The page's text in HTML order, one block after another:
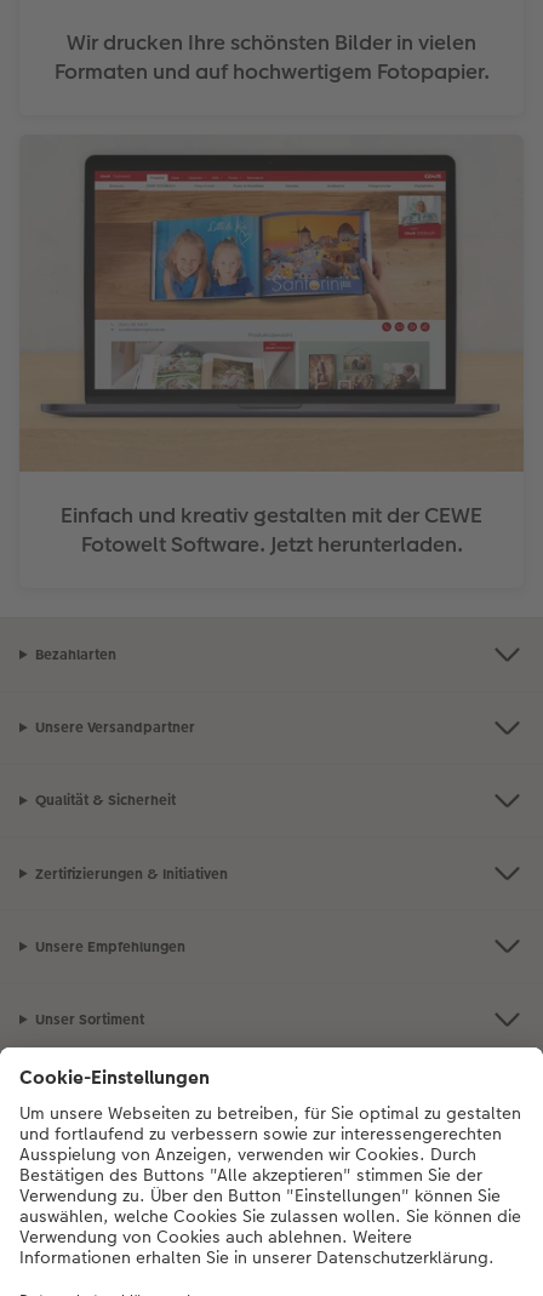
Wir drucken Ihre schönsten Bilder in vielen
Formaten und auf hochwertigem Fotopapier.
Einfach und kreativ gestalten mit der CEWE
Fotowelt Software. Jetzt herunterladen.
Bezahlarten
Unsere Versandpartner
Qualität & Sicherheit
Zertifizierungen & Initiativen
Unsere Empfehlungen
Unser Sortiment
Mehr zum CEWE Fotoservice